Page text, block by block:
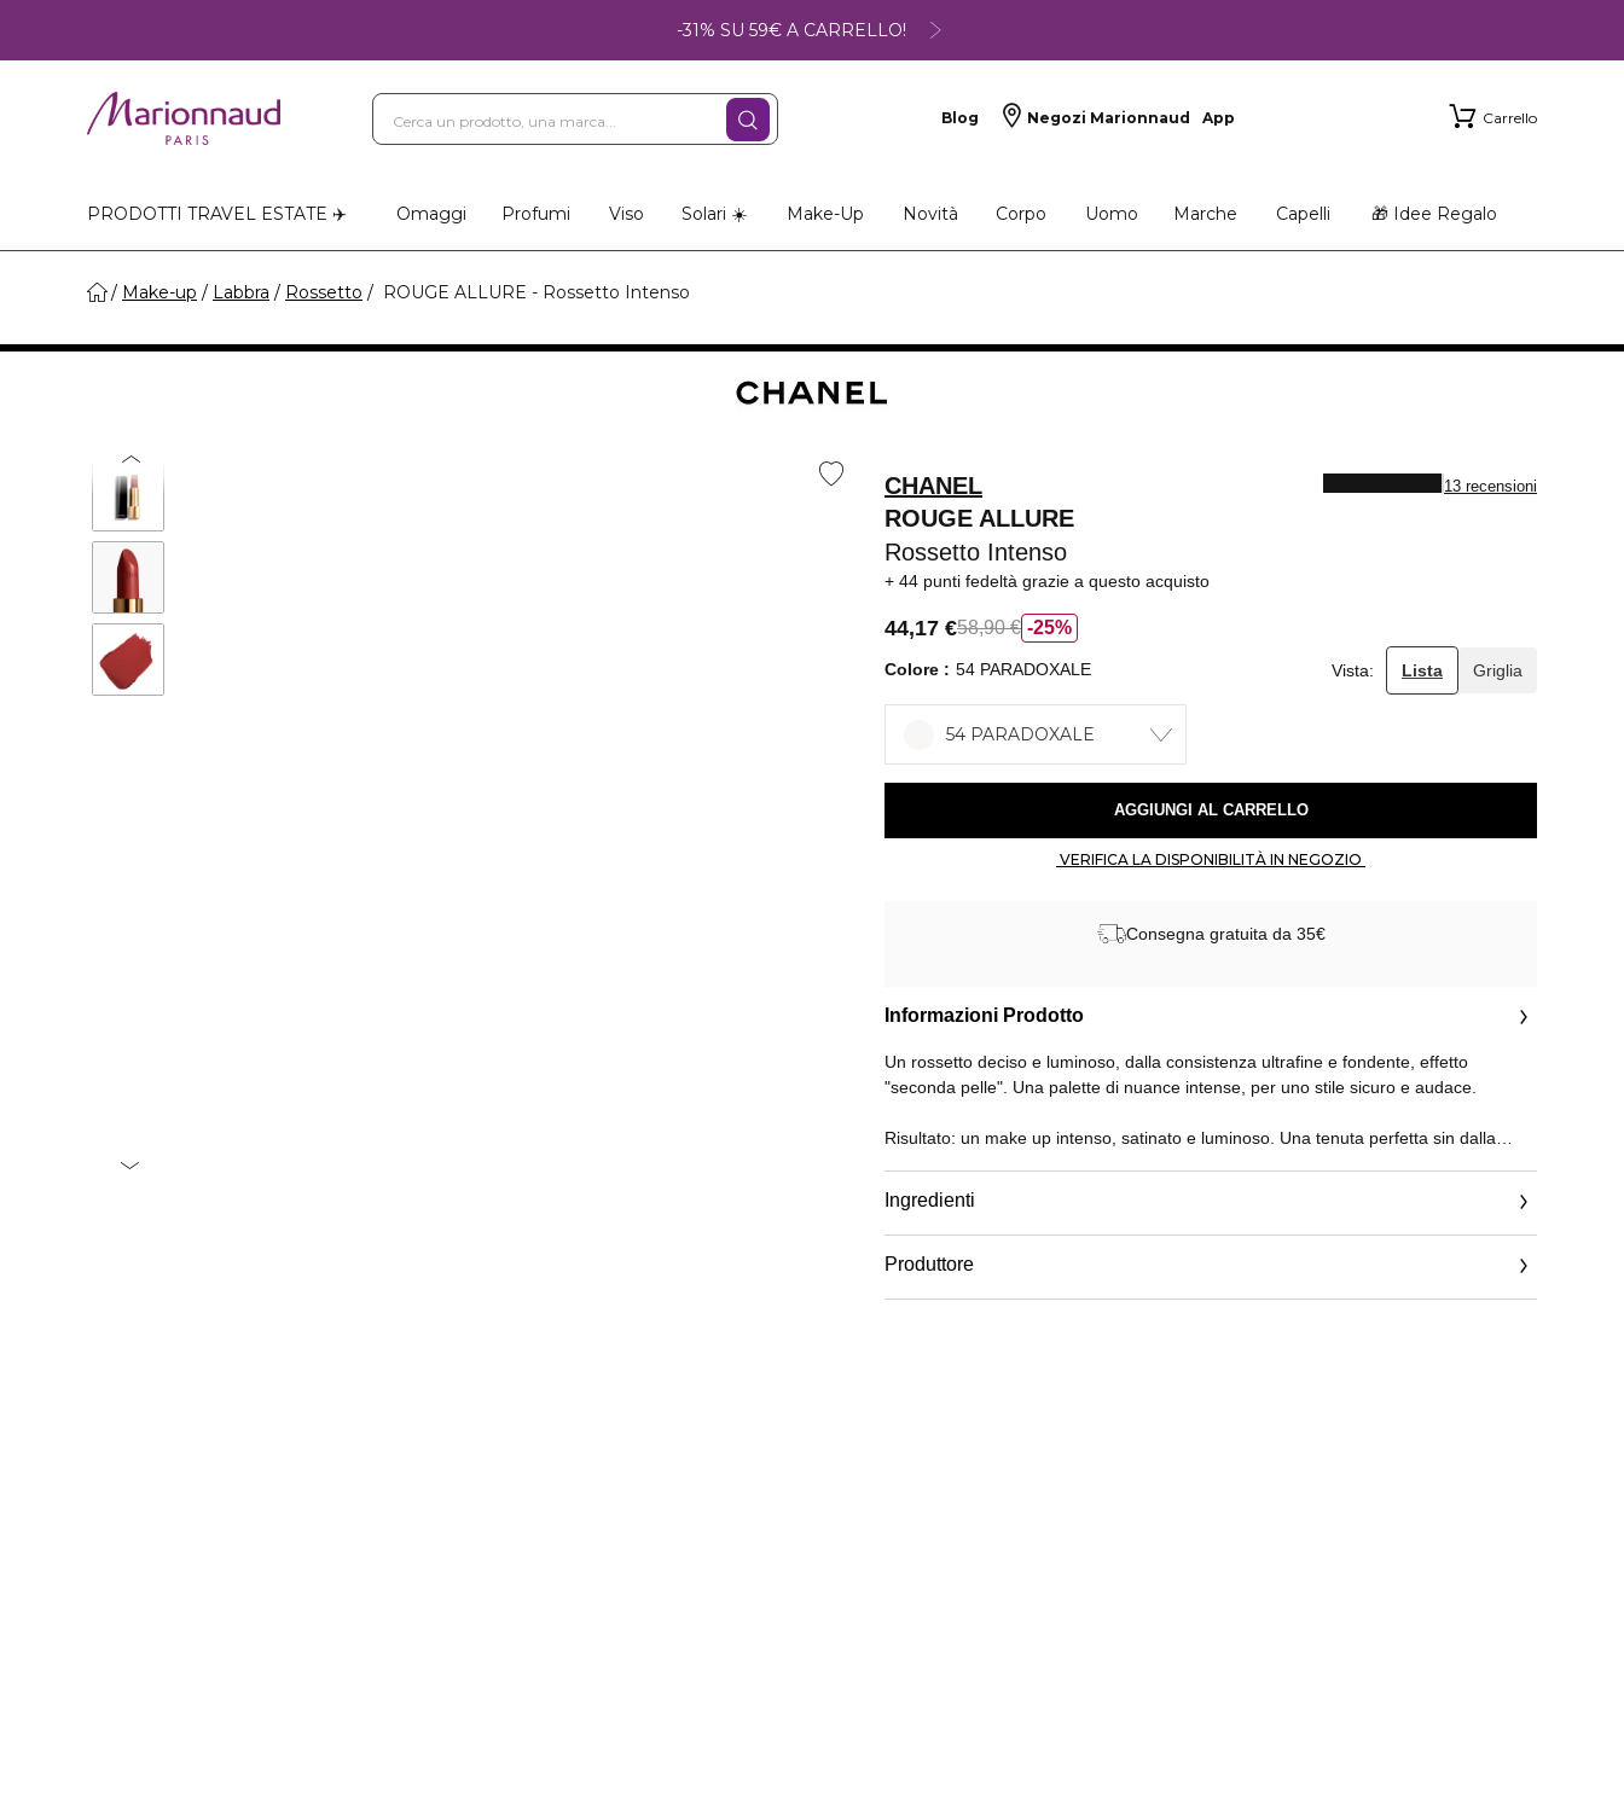
-31% SU 59€ A CARRELLO!
Blog Negozi Marionnaud App Carrello
PRODOTTI TRAVEL ESTATE ✈️ Omaggi Profumi Viso Solari ☀️ Make-Up Novità Corpo Uomo Marche Capelli 🎁 Idee Regalo
Make-up Labbra Rossetto ROUGE ALLURE - Rossetto Intenso
CHANEL
ROUGE ALLURE
Rossetto Intenso
13 recensioni
44 punti fedeltà grazie a questo acquisto
25%
44,17 €58,90 €
Colore 54 PARADOXALE Vista: Lista Griglia
54 PARADOXALE
AGGIUNGI AL CARRELLO
Consegna gratuita da 35€
Informazioni Prodotto
Un rossetto deciso e luminoso, dalla consistenza ultrafine e fondente, effetto
"seconda pelle". Una palette di nuance intense, per uno stile sicuro e audace.
Risultato: un make up intenso, satinato e luminoso. Una tenuta perfetta sin dalla
Ingredienti
Produttore